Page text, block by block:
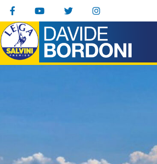
contenuto